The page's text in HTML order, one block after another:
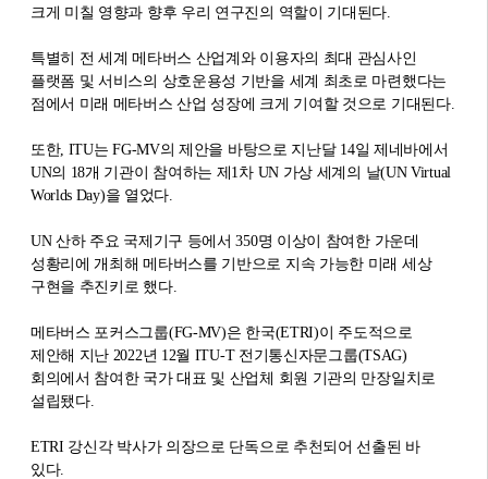
크게 미칠 영향과 향후 우리 연구진의 역할이 기대된다.
특별히 전 세계 메타버스 산업계와 이용자의 최대 관심사인
플랫폼 및 서비스의 상호운용성 기반을 세계 최초로 마련했다는
점에서 미래 메타버스 산업 성장에 크게 기여할 것으로 기대된다.
또한, ITU는 FG-MV의 제안을 바탕으로 지난달 14일 제네바에서
UN의 18개 기관이 참여하는 제1차 UN 가상 세계의 날(UN Virtual
Worlds Day)을 열었다.
UN 산하 주요 국제기구 등에서 350명 이상이 참여한 가운데
성황리에 개최해 메타버스를 기반으로 지속 가능한 미래 세상
구현을 추진키로 했다.
메타버스 포커스그룹(FG-MV)은 한국(ETRI)이 주도적으로
제안해 지난 2022년 12월 ITU-T 전기통신자문그룹(TSAG)
회의에서 참여한 국가 대표 및 산업체 회원 기관의 만장일치로
설립됐다.
ETRI 강신각 박사가 의장으로 단독으로 추천되어 선출된 바
있다.